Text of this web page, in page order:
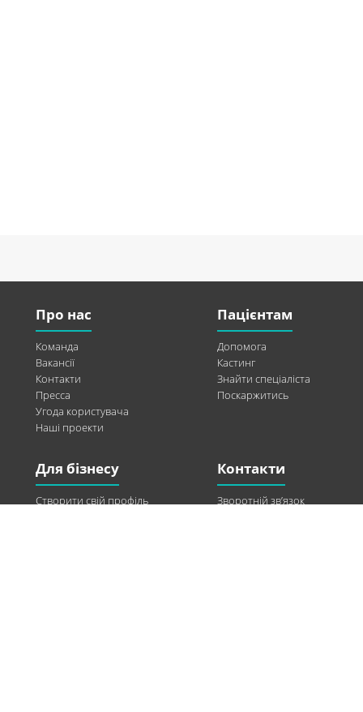
Про нас
Команда
Вакансії
Контакти
Пресса
Угода користувача
Наші проекти
Пацієнтам
Допомога
Кастинг
Знайти спеціаліста
Поскаржитись
Для бізнесу
Створити свій профіль
Контакти
Зворотній зв’язок